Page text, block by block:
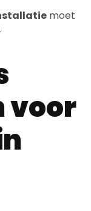
moet
.
voor